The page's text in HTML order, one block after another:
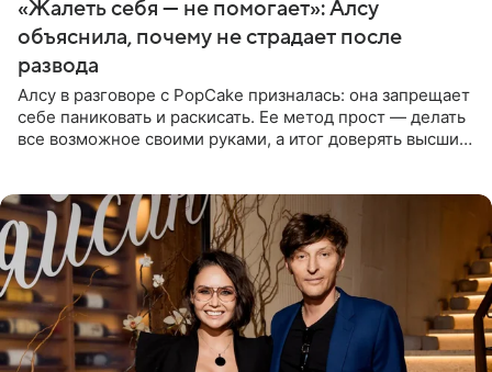
«Жалеть себя — не помогает»: Алсу
объяснила, почему не страдает после
развода
Алсу в разговоре с PopCake призналась: она запрещает
себе паниковать и раскисать. Ее метод прост — делать
все возможное своими руками, а итог доверять высшим